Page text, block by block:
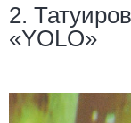
2.
«YOLO»